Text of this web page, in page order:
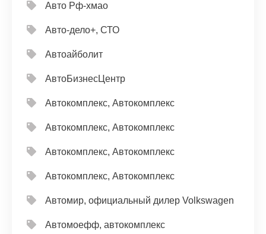
Авто Рф-хмао
Авто-дело+, СТО
Автоайболит
АвтоБизнесЦентр
Автокомплекс, Автокомплекс
Автокомплекс, Автокомплекс
Автокомплекс, Автокомплекс
Автокомплекс, Автокомплекс
Автомир, официальный дилер Volkswagen
Автомоефф, автокомплекс